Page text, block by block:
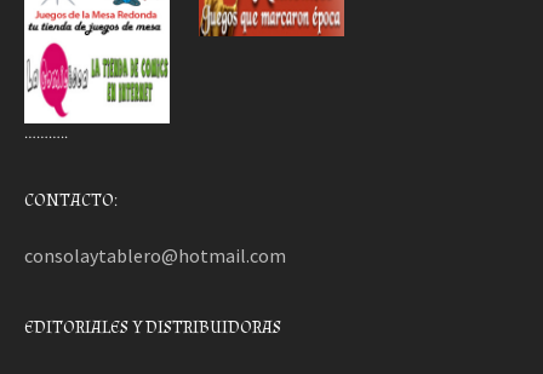
………..
CONTACTO:
consolaytablero@hotmail.com
EDITORIALES Y DISTRIBUIDORAS